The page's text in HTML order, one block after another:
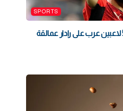
SPORTS
من سيكون الصفقة الأغلى؟ 5 لاعبين عرب على رادار عمالقة